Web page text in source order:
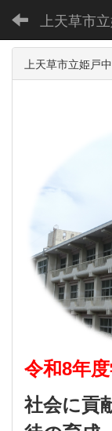
上天草市
上天草市立姫戸
令和8年度
社会に貢